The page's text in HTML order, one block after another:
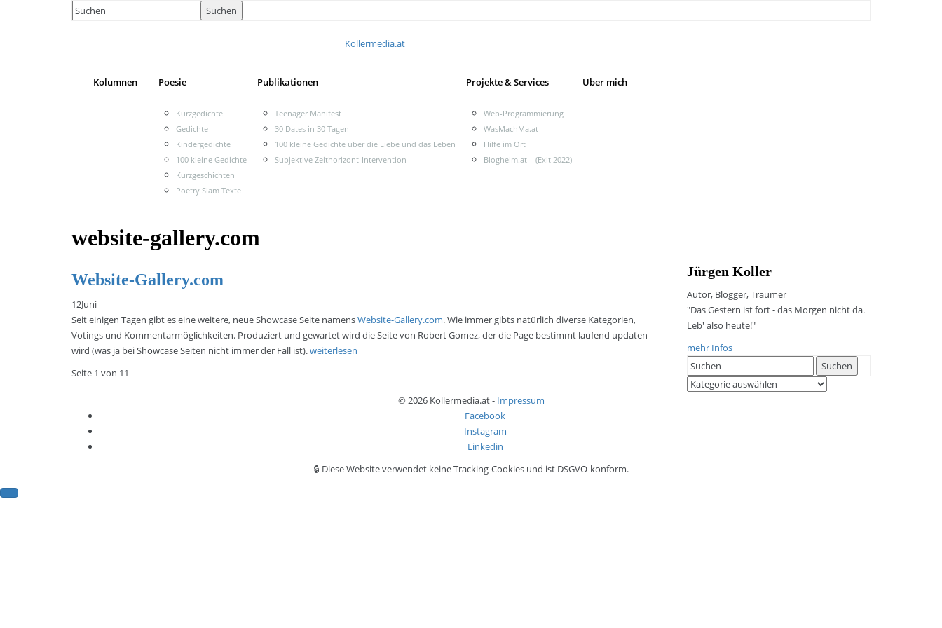
Search
for:
Suchen
Kollermedia.at
Kolumnen Poesie
Kurzgedichte
Gedichte
Kindergedichte
100 kleine Gedichte
Kurzgeschichten
Poetry Slam Texte
Publikationen
Teenager Manifest
30 Dates in 30 Tagen
100 kleine Gedichte über die Liebe und das Leben
Subjektive Zeithorizont-Intervention
Projekte & Services
Web-Programmierung
WasMachMa.at
Hilfe im Ort
Blogheim.at – (Exit 2022)
Über mich
website-gallery.com
Website-Gallery.com
12Juni
Seit einigen Tagen gibt es eine weitere, neue Showcase Seite namensWebsite-Gallery.com. Wie immer gibts natürlich diverse Kategorien,
Votings und Kommentarmöglichkeiten. Produziert und gewartet wird die Seite von Robert Gomez, der die Page bestimmt laufend updaten
wird (was ja bei Showcase Seiten nicht immer der Fall ist).weiterlesen
Seite 1 von 11
Jürgen Koller
Autor, Blogger, Träumer
"Das Gestern ist fort - das Morgen nicht da.
Leb' also heute!"
mehr Infos
Search
for:
Suchen
Kategorien
© 2026 Kollermedia.at - Impressum
Facebook
Instagram
Linkedin
🔒 Diese Website verwendet keine Tracking-Cookies und ist DSGVO-konform.